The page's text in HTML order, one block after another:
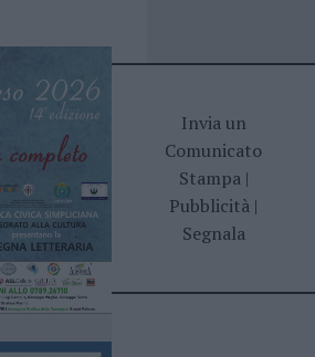
Invia un
Comunicato
Stampa|
Pubblicità |
Segnala